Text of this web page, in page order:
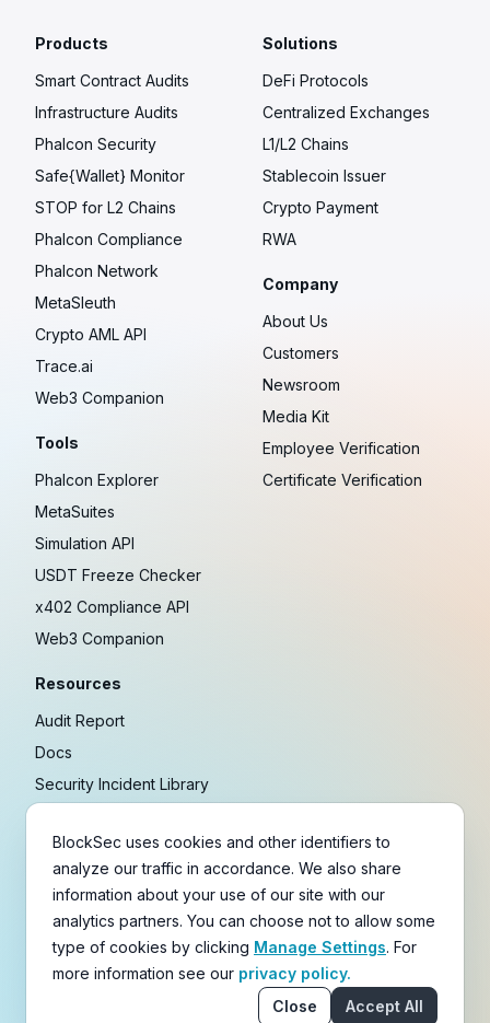
Products
Smart Contract Audits
Infrastructure Audits
Phalcon Security
Safe{Wallet} Monitor
STOP for L2 Chains
Phalcon Compliance
Phalcon Network
MetaSleuth
Crypto AML API
Trace.ai
Web3 Companion
Tools
Phalcon Explorer
MetaSuites
Simulation API
USDT Freeze Checker
x402 Compliance API
Web3 Companion
Resources
Audit Report
Docs
Security Incident Library
Research
Guides
Crypto Payment Playbook
Solutions
DeFi Protocols
Centralized Exchanges
L1/L2 Chains
Stablecoin Issuer
Crypto Payment
RWA
Company
About Us
Customers
Newsroom
Media Kit
Employee Verification
Certificate Verification
Copyright © 2021-2026BlockSec
Terms & Policies & Disclaimer
BlockSec uses cookies and other identifiers to
analyze our traffic in accordance. We also share
information about your use of our site with our
analytics partners. You can choose not to allow some
type of cookies by clicking Manage Settings. For
more information see our privacy policy.
Close
Accept All